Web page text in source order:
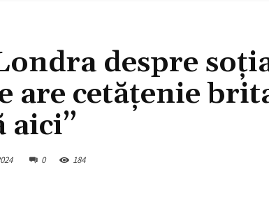
despre
are cetățenie
aici”
0 184